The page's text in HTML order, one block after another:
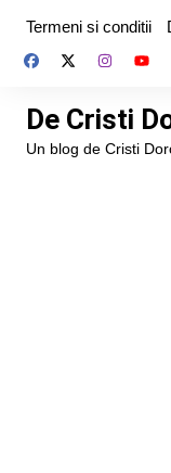
content
Termeni si conditii
De Cristi
Un blog de Cristi